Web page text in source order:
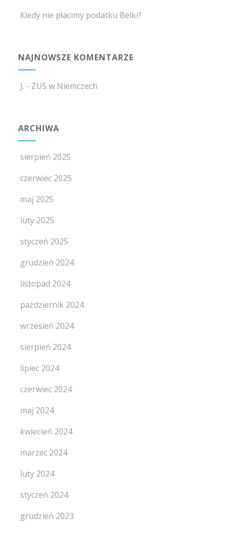
Kiedy nie płacimy podatku Belki?
NAJNOWSZE KOMENTARZE
J. - ZUS w Niemczech
ARCHIWA
sierpień 2025
czerwiec 2025
maj 2025
luty 2025
styczeń 2025
grudzień 2024
listopad 2024
październik 2024
wrzesień 2024
sierpień 2024
lipiec 2024
czerwiec 2024
maj 2024
kwiecień 2024
marzec 2024
luty 2024
styczeń 2024
grudzień 2023